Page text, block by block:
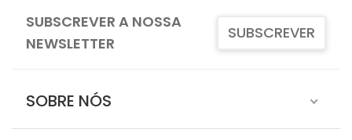
SUBSCREVER A NOSSA
NEWSLETTER
SUBSCREVER
SOBRE NÓS